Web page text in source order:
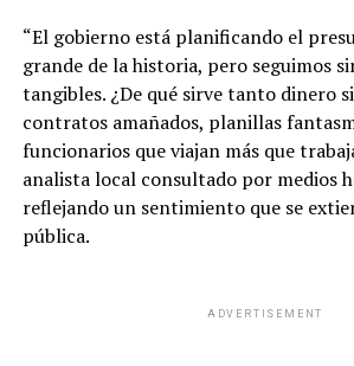
“El gobierno está planificando el
grande de la historia, pero seguimos
tangibles. ¿De qué sirve tanto dinero
contratos amañados, planillas
funcionarios que viajan más que
analista local consultado por medios
reflejando un sentimiento que se
pública.
ADVERTISEMENT